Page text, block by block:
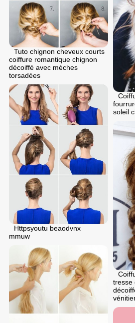
Tuto chignon cheveux courts
coiffure romantique chignon
décoiffé avec mèches
torsadées
soleil
Httpsyoutu beaodvnx
mmuw
tresse